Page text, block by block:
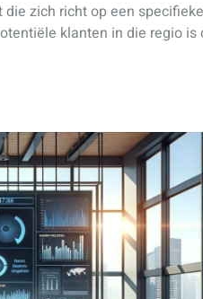
zich richt op een
klanten in die regio is